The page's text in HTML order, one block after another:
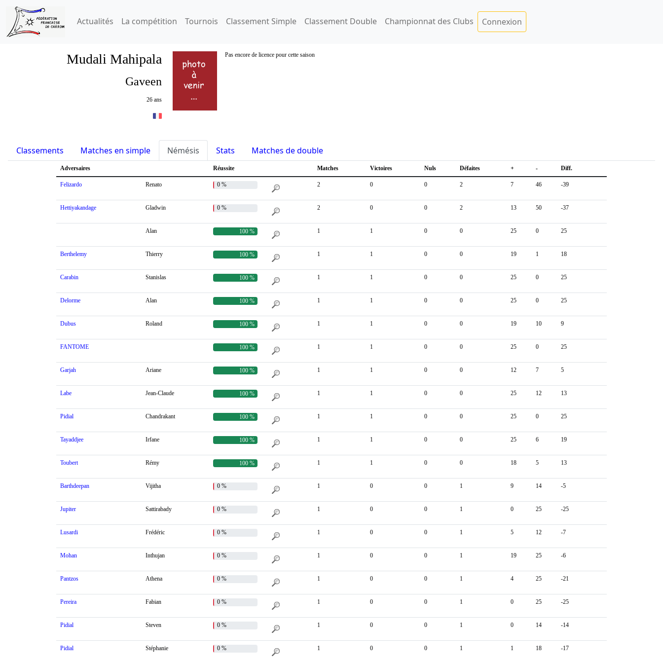
Actualités La compétition Tournois Classement Simple Classement Double Championnat des Clubs Connexion
Mudali Mahipala Pas encore de licence pour cette saison
Gaveen
26 ans
Classements Matches en simple Némésis Stats Matches de double
Adversaires Réussite Matches Victoires Nuls Défaites + - Diff.
Felizardo Renato 0 % 2 0 0 2 7 46 -39
Hettiyakandage Gladwin 0 % 2 0 0 2 13 50 -37
Alan 100 % 1 1 0 0 25 0 25
Berthelemy Thierry 100 % 1 1 0 0 19 1 18
Carabin Stanislas 100 % 1 1 0 0 25 0 25
Delorme Alan 100 % 1 1 0 0 25 0 25
Dubus Roland 100 % 1 1 0 0 19 10 9
FANTOME 100 % 1 1 0 0 25 0 25
Garjah Ariane 100 % 1 1 0 0 12 7 5
Labe Jean-Claude 100 % 1 1 0 0 25 12 13
Pidial Chandrakant 100 % 1 1 0 0 25 0 25
Tayaddjee Irfane 100 % 1 1 0 0 25 6 19
Toubert Rémy 100 % 1 1 0 0 18 5 13
Barthdeepan Vijitha 0 % 1 0 0 1 9 14 -5
Jupiter Sattirabady 0 % 1 0 0 1 0 25 -25
Lusardi Frédéric 0 % 1 0 0 1 5 12 -7
Mohan Inthujan 0 % 1 0 0 1 19 25 -6
Pantzos Athena 0 % 1 0 0 1 4 25 -21
Pereira Fabian 0 % 1 0 0 1 0 25 -25
Pidial Steven 0 % 1 0 0 1 0 14 -14
Pidial Stéphanie 0 % 1 0 0 1 1 18 -17